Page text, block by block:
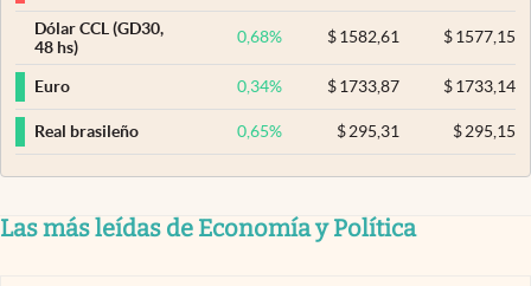
Dólar CCL (GD30,
48 hs)
0,68% $ 1582,61 $1577,15
Euro 0,34% $ 1733,87 $1733,14
Real brasileño 0,65% $ 295,31 $295,15
Las más leídas de Economía y Política